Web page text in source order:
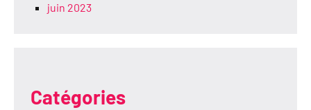
juin 2023
Catégories